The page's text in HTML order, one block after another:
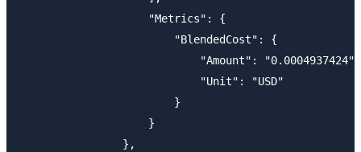
                    "Metrics": {
                        "BlendedCost": {
                            "Amount": "0.0004937424",
                            "Unit": "USD"
                        }
                    }
                },